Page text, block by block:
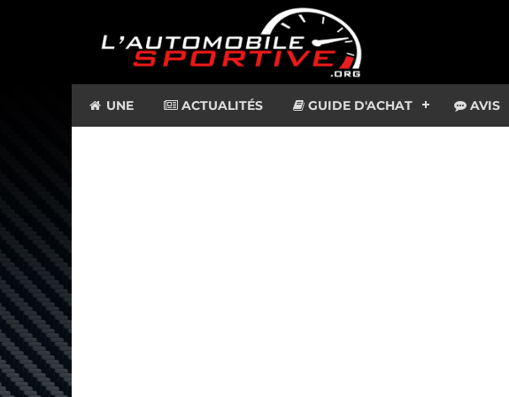
UNE ACTUALITÉS GUIDE D'ACHAT AVIS